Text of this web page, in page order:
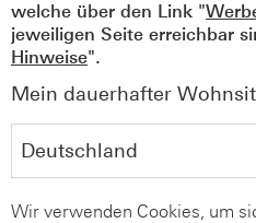
welche über den Link "
jeweiligen Seite erreichbar
Hinweise".
Mein dauerhafter
Wir verwenden Cookies, um